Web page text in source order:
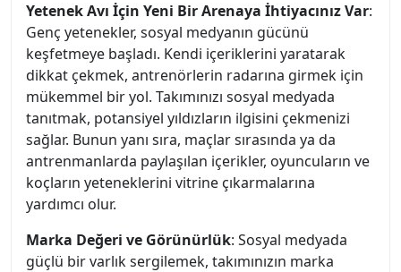
Yetenek Avı İçin Yeni Bir Arenaya İhtiyacınız Var:
Genç yetenekler, sosyal medyanın gücünü
keşfetmeye başladı. Kendi içeriklerini yaratarak
dikkat çekmek, antrenörlerin radarına girmek için
mükemmel bir yol. Takımınızı sosyal medyada
tanıtmak, potansiyel yıldızların ilgisini çekmenizi
sağlar. Bunun yanı sıra, maçlar sırasında ya da
antrenmanlarda paylaşılan içerikler, oyuncuların ve
koçların yeteneklerini vitrine çıkarmalarına
yardımcı olur.
Marka Değeri ve Görünürlük: Sosyal medyada
güçlü bir varlık sergilemek, takımınızın marka